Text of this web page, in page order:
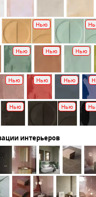
Нью
Нью Нью Нью
Нью Нью Нью
Нью Нью
интерьеров